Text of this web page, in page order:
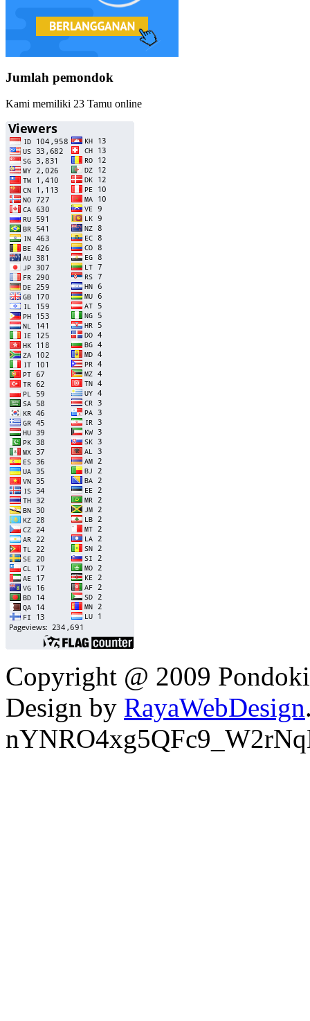
Jumlah pemondok
Kami memiliki 23 Tamu online
Copyright @ 2009
Design by RayaWebDesign